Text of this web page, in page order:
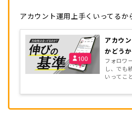
アカウント運用上手くいってる
アカウ
かどう
フォロワ
し、でも
いってこ
ままで
ロン生か
ウントの